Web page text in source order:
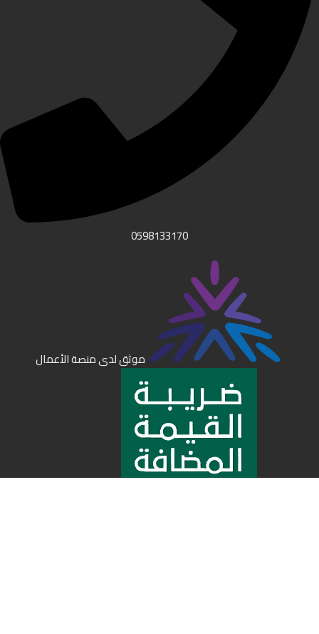
0598133170
موثق لدى منصة الأعمال